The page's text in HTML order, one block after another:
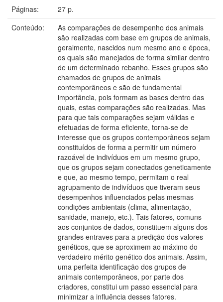
Páginas:
27 p.
Conteúdo:
As comparações de desempenho dos animais
são realizadas com base em grupos de animais,
geralmente, nascidos num mesmo ano e época,
os quais são manejados de forma similar dentro
de um determinado rebanho. Esses grupos são
chamados de grupos de animais
contemporâneos e são de fundamental
importância, pois formam as bases dentro das
quais, estas comparações são realizadas. Mas
para que tais comparações sejam válidas e
efetuadas de forma eficiente, torna-se de
interesse que os grupos contemporâneos sejam
constituídos de forma a permitir um número
razoável de indivíduos em um mesmo grupo,
que os grupos sejam conectados geneticamente
e que, ao mesmo tempo, permitam o real
agrupamento de indivíduos que tiveram seus
desempenhos influenciados pelas mesmas
condições ambientais (clima, alimentação,
sanidade, manejo, etc.). Tais fatores, comuns
aos conjuntos de dados, constituem alguns dos
grandes entraves para a predição dos valores
genéticos, que se aproximem ao máximo do
verdadeiro mérito genético dos animais. Assim,
uma perfeita identificação dos grupos de
animais contemporâneos, por parte dos
criadores, constitui um passo essencial para
minimizar a influência desses fatores.